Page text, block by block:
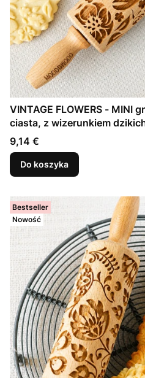
VINTAGE FLOWERS - MINI
ciasta, z wizerunkiem
Cena
9,14 €
Do koszyka
Bestseller
Nowość